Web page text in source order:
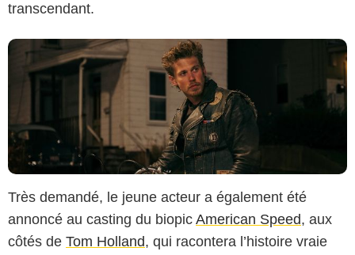
transcendant.
Très demandé, le jeune acteur a également été
annoncé au casting du biopic American Speed, aux
côtés de Tom Holland, qui racontera l’histoire vraie